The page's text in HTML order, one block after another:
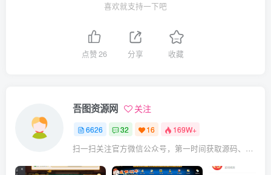
喜欢就支持一下吧
点赞26 分享 收藏
吾图资源网 关注
6626 32 16 169W+
扫一扫关注官方微信公众号，第一时间获取源码、网赚项目资源教程，自媒体等知识干货，让互联网创业赚钱更简单。